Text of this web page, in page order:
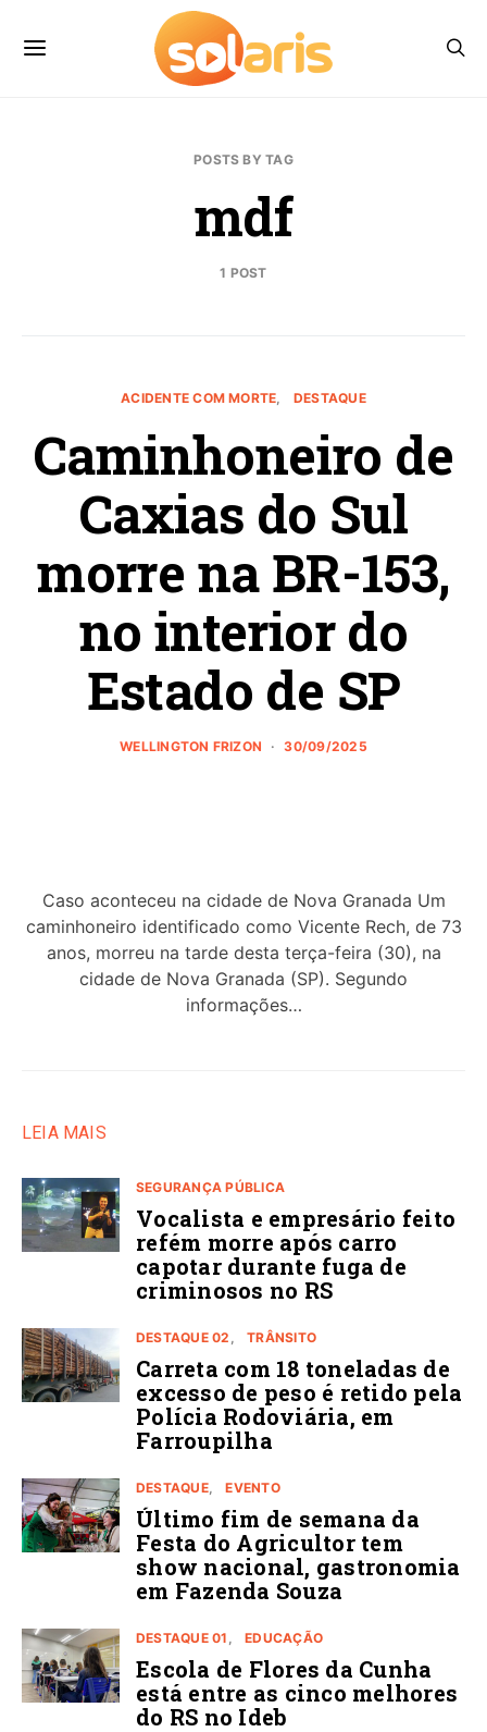
POSTS BY TAG
mdf
1 POST
ACIDENTE COM MORTE DESTAQUE
Caminhoneiro de
Caxias do Sul
morre na BR-153,
no interior do
Estado de SP
WELLINGTON FRIZON 30/09/2025
Caso aconteceu na cidade de Nova Granada Um
caminhoneiro identificado como Vicente Rech, de 73
anos, morreu na tarde desta terça-feira (30), na
cidade de Nova Granada (SP). Segundo
informações…
LEIA MAIS
SEGURANÇA PÚBLICA
Vocalista e empresário feito
refém morre após carro
capotar durante fuga de
criminosos no RS
DESTAQUE 02 TRÂNSITO
Carreta com 18 toneladas de
excesso de peso é retido pela
Polícia Rodoviária, em
Farroupilha
DESTAQUE EVENTO
Último fim de semana da
Festa do Agricultor tem
show nacional, gastronomia
em Fazenda Souza
DESTAQUE 01 EDUCAÇÃO
Escola de Flores da Cunha
está entre as cinco melhores
do RS no Ideb